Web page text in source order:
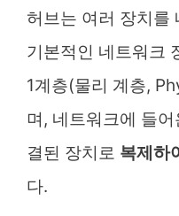
허브는 여러 장치를
기본적인 네트워크
1계층(물리 계층,
며, 네트워크에 들
결된 장치로 복제하
다.